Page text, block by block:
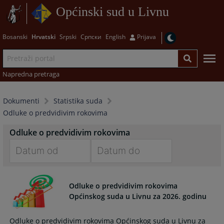
Općinski sud u Livnu
Bosanski Hrvatski Srpski Српски English Prijava
Napredna pretraga
Dokumenti
Statistika suda
Odluke o predvidivim rokovima
Odluke o predvidivim rokovima
forward
interact
with
to
interact
Odluke o predvidivim rokovima
Općinskog suda u Livnu za 2026. godinu
Odluke o predvidivim rokovima Općinskog suda u Livnu za